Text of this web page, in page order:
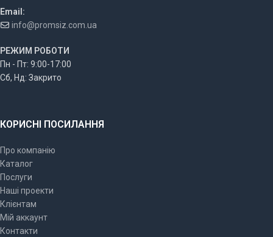
Email:
info@promsiz.com.ua
РЕЖИМ РОБОТИ
Пн - Пт: 9:00-17:00
Сб, Нд: Закрито
КОРИСНІ ПОСИЛАННЯ
Про компанію
Каталог
Послуги
Наші проекти
Клієнтам
Мій аккаунт
Контакти